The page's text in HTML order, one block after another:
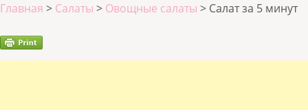
Главная > Салаты > Овощные салаты > Салат за 5 минут